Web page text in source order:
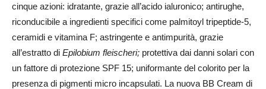
cinque azioni: idratante, grazie all’acido ialuronico; antirughe,
riconducibile a ingredienti specifici come palmitoyl tripeptide-5,
ceramidi e vitamina F; astringente e antimpurità, grazie
all’estratto di Epilobium fleischeri; protettiva dai danni solari con
un fattore di protezione SPF 15; uniformante del colorito per la
presenza di pigmenti micro incapsulati. La nuova BB Cream di